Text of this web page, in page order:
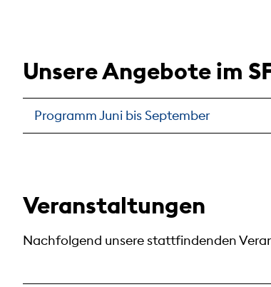
Unsere Angebote im
Programm Juni bis September
Veranstaltungen
Nachfolgend unsere stattfindenden